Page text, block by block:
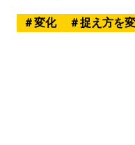
変化 捉え方を